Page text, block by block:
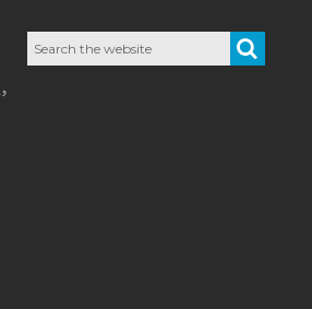
,
Search
for: